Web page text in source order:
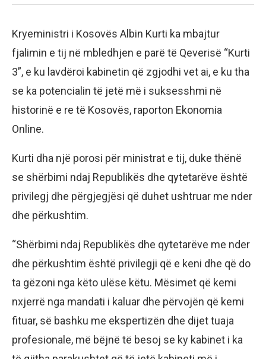
Kryeministri i Kosovës Albin Kurti ka mbajtur
fjalimin e tij në mbledhjen e parë të Qeverisë “Kurti
3”, e ku lavdëroi kabinetin që zgjodhi vet ai, e ku tha
se ka potencialin të jetë më i suksesshmi në
historinë e re të Kosovës, raporton Ekonomia
Online.
Kurti dha një porosi për ministrat e tij, duke thënë
se shërbimi ndaj Republikës dhe qytetarëve është
privilegj dhe përgjegjësi që duhet ushtruar me nder
dhe përkushtim.
“Shërbimi ndaj Republikës dhe qytetarëve me nder
dhe përkushtim është privilegji që e keni dhe që do
ta gëzoni nga këto ulëse këtu. Mësimet që kemi
nxjerrë nga mandati i kaluar dhe përvojën që kemi
fituar, së bashku me ekspertizën dhe dijet tuaja
profesionale, më bëjnë të besoj se ky kabinet i ka